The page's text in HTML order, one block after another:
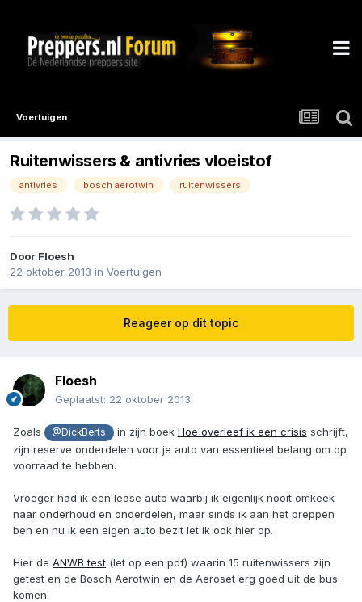
Voertuigen
Ruitenwissers & antivries vloeistof
antivries bosch aerotwin ruitenwissers
Door Floesh
22 oktober 2013 in Voertuigen
Reageer op dit topic
Floesh
Geplaatst: 22 oktober 2013
Zoals @DickBerts in zijn boek Hoe overleef ik een crisis schrijft,
zijn reserve onderdelen voor je auto van essentieel belang om op
voorraad te hebben.
Vroeger had ik een lease auto waarbij ik eigenlijk nooit omkeek
naar onderhoud en onderdelen, maar sinds ik aan het preppen
ben en nu ik een eigen auto bezit let ik ook hier op.
Hier de ANWB test (let op een pdf) waarin 15 ruitenwissers zijn
getest en de Bosch Aerotwin en de Aeroset erg goed uit de bus
komen.